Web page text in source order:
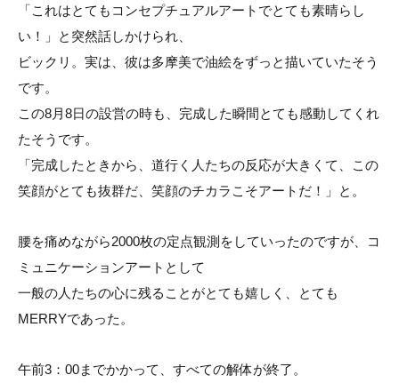
「これはとてもコンセプチュアルアートでとても素晴らし
い！」と突然話しかけられ、
ビックリ。実は、彼は多摩美で油絵をずっと描いていたそう
です。
この8月8日の設営の時も、完成した瞬間とても感動してくれ
たそうです。
「完成したときから、道行く人たちの反応が大きくて、この
笑顔がとても抜群だ、笑顔のチカラこそアートだ！」と。
腰を痛めながら2000枚の定点観測をしていったのですが、コ
ミュニケーションアートとして
一般の人たちの心に残ることがとても嬉しく、とても
MERRYであった。
午前3：00までかかって、すべての解体が終了。